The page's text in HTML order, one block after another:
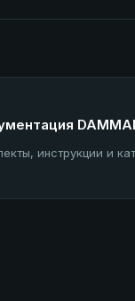
инструкции и